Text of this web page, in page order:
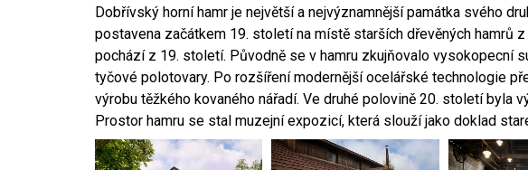
Dobřívský horní hamr je největší a nejvýznamnější památka svého
postavena začátkem 19. století na místě starších dřevěných hamrů
pochází z 19. století. Původně se v hamru zkujňovalo vysokopecní
tyčové polotovary. Po rozšíření modernější ocelářské technologie
výrobu těžkého kovaného nářadí. Ve druhé polovině 20. století byla
Prostor hamru se stal muzejní expozicí, která slouží jako doklad